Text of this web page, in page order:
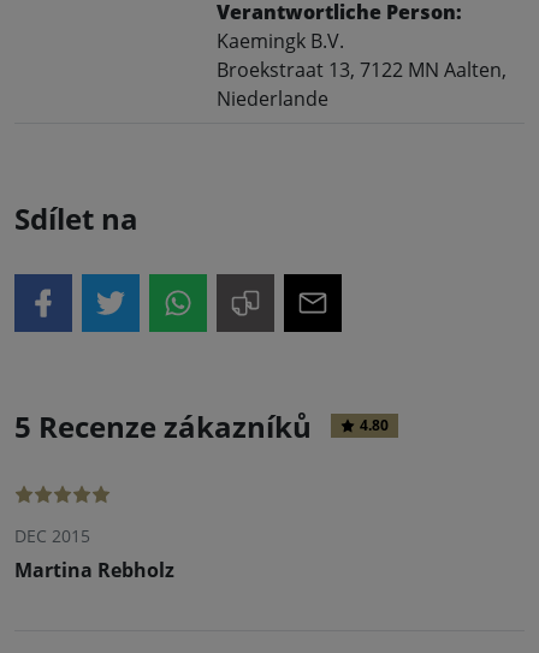
Verantwortliche Person:
Kaemingk B.V.
Broekstraat 13, 7122 MN Aalten,
Niederlande
Sdílet na
5 Recenze zákazníků 4.80
DEC 2015
Martina Rebholz